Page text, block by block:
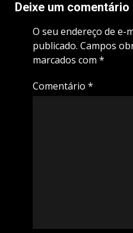
Deixe um comentário
O seu endereço de e-
publicado. Campos
marcados com *
Comentário *